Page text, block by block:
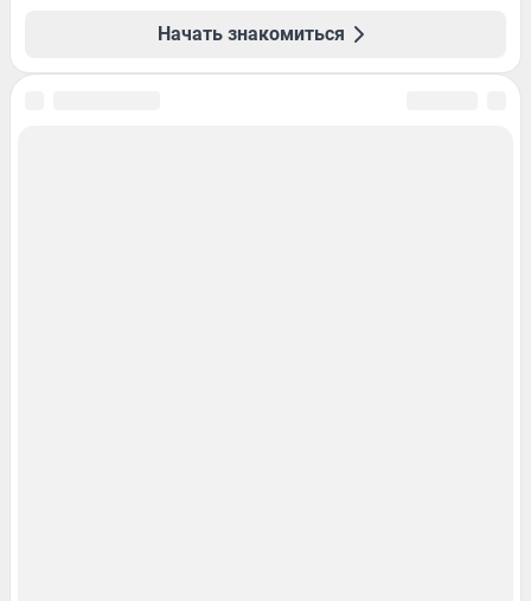
Начать знакомиться